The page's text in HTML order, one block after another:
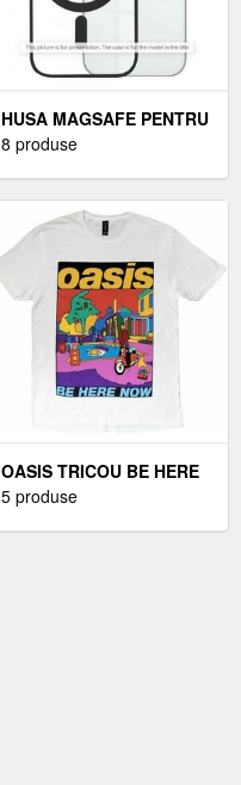
HUSA MAGSAFE PENTRU
APPLE IPHONE 17 PRO,
8 produse
OASIS TRICOU BE HERE
NOW ILLUSTRATION
5 produse